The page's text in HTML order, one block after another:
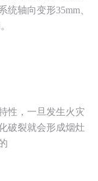
轴向变形35mm、
性，一旦发生火灾
破裂就会形成烟灶